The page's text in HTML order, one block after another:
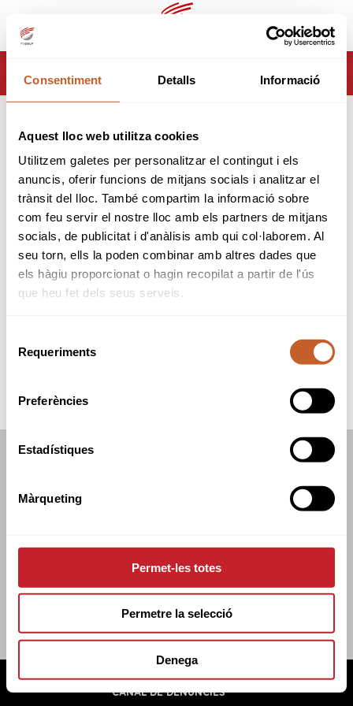
Consentiment Detalls Informació
Aquest lloc web utilitza cookies
Utilitzem galetes per personalitzar el contingut i els
anuncis, oferir funcions de mitjans socials i analitzar el
trànsit del lloc. També compartim la informació sobre
com feu servir el nostre lloc amb els partners de mitjans
socials, de publicitat i d'anàlisis amb qui col·laborem. Al
seu torn, ells la poden combinar amb altres dades que
els hàgiu proporcionat o hagin recopilat a partir de l'ús
que heu fet dels seus serveis.
Requeriments
Preferències
Estadístiques
Màrqueting
Permet-les totes
Permetre la selecció
Denega
ca es
CAMPIONAT DE CATALUNYA SUB-18 I SUB-16 (WAGR) 2026
CAMPIONAT DE
CATALUNYA SUB-18 I SUB-
16 (WAGR) 2026
Organitzador: Federació Catalana de Golf
Seu: Fontanals Golf Club
Data inici: 02-10-2026
Data fi:
04-10-2026
Modalitat:
Stroke Play
Tipus: Obert
C/TUSET 32, 8ÈNA PLANTA. 08006 BCN
POLÍTICA DE COOKIES
POLÍTICA DE PRIVADESA
CANAL DE DENÚNCIES